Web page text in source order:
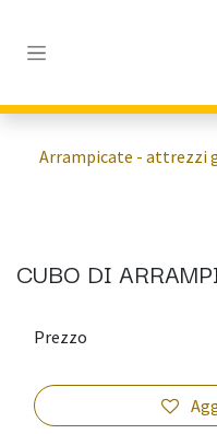
Arrampicate - attrezzi
CUBO DI
Prezzo